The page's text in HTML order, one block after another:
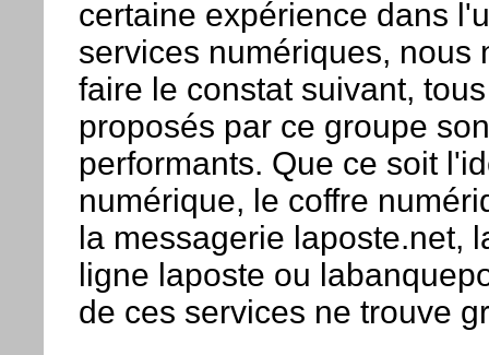
certaine expérience dans
services numériques, nous
faire le constat suivant,
proposés par ce groupe
performants. Que ce soit
numérique, le coffre
la messagerie laposte.net,
ligne laposte ou
de ces services ne trouve